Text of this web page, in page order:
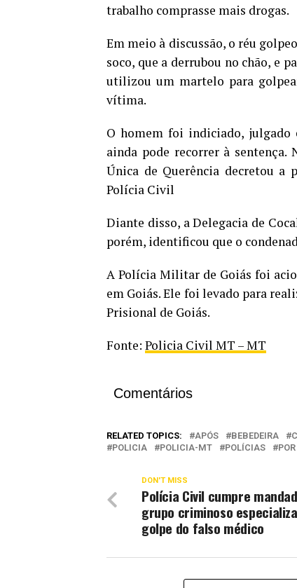
trabalho comprasse mais drogas.
Em meio à discussão, o réu
soco, que a derrubou no chão, e
utilizou um martelo para
vítima.
O homem foi indiciado, julgado
ainda pode recorrer à
Única de Querência decretou a
Polícia Civil
Diante disso, a Delegacia de
porém, identificou que o
A Polícia Militar de Goiás foi
em Goiás. Ele foi levado para
Prisional de Goiás.
Fonte: Policia Civil MT – MT
Comentários
RELATED TOPICS: APÓS BEBEDEIRA
POLICIA
POLICIA-MT POLÍCIAS POR
DON'T MISS
Polícia Civil cumpre
grupo criminoso
golpe do falso médico